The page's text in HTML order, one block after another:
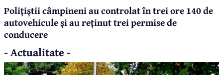
Polițiștii câmpineni au controlat în trei ore 140 de
autovehicule și au reținut trei permise de
conducere
- Actualitate -